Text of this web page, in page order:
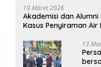
19 Maret 2026
Akademisi dan Alumni
Kasus Penyiraman
13